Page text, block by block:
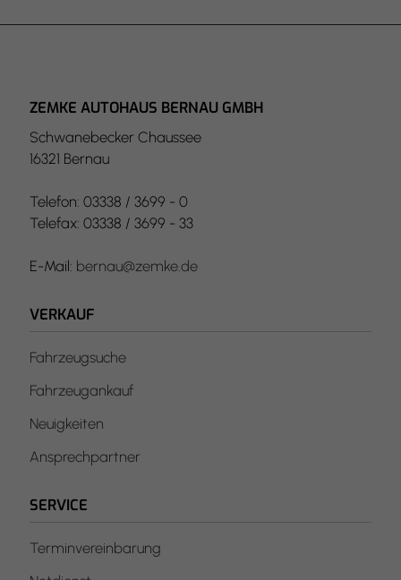
ZEMKE AUTOHAUS BERNAU GMBH
Schwanebecker Chaussee
16321 Bernau
Telefon: 03338 / 3699 - 0
Telefax: 03338 / 3699 - 33
E-Mail: bernau@zemke.de
VERKAUF
Fahrzeugsuche
Fahrzeugankauf
Neuigkeiten
Ansprechpartner
SERVICE
Terminvereinbarung